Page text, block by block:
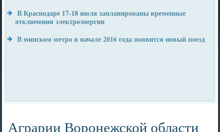
В Краснодаре 17-18 июля запланированы временные
отключения электроэнергии
В минском метро в начале 2016 года появится новый поезд
Аграрии Воронежской области